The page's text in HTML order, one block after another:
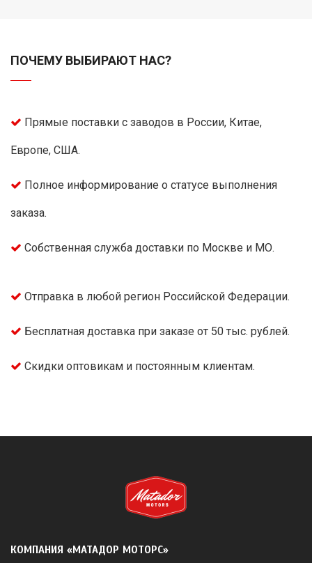
ПОЧЕМУ ВЫБИРАЮТ НАС?
Прямые поставки с заводов в России, Китае,
Европе, США.
Полное информирование о статусе выполнения
заказа.
Собственная служба доставки по Москве и МО.
Отправка в любой регион Российской Федерации.
Бесплатная доставка при заказе от 50 тыс. рублей.
Скидки оптовикам и постоянным клиентам.
КОМПАНИЯ «МАТАДОР МОТОРС»